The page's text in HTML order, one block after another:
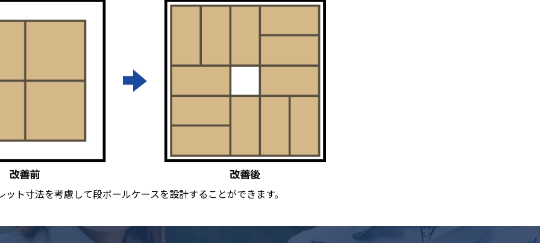
ット寸法を考慮して段ボールケースを設計することができます。